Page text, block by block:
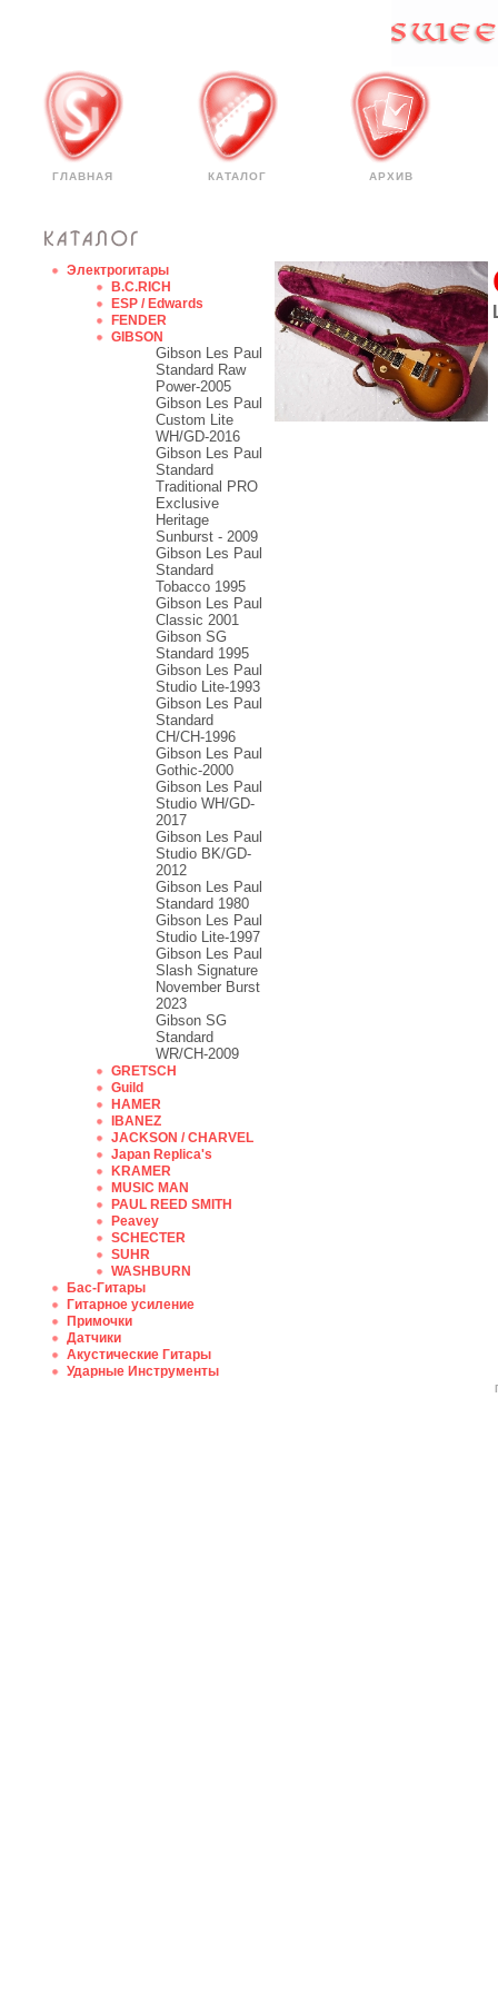
ГЛАВНАЯ КАТАЛОГ АРХИВ
Электрогитары
B.C.RICH
ESP / Edwards
FENDER
GIBSON
Gibson Les Paul
Standard Raw
Power-2005
Gibson Les Paul
Custom Lite
WH/GD-2016
Gibson Les Paul
Standard
Traditional PRO
Exclusive
Heritage
Sunburst - 2009
Gibson Les Paul
Standard
Tobacco 1995
Gibson Les Paul
Classic 2001
Gibson SG
Standard 1995
Gibson Les Paul
Studio Lite-1993
Gibson Les Paul
Standard
CH/CH-1996
Gibson Les Paul
Gothic-2000
Gibson Les Paul
Studio WH/GD-
2017
Gibson Les Paul
Studio BK/GD-
2012
Gibson Les Paul
Standard 1980
Gibson Les Paul
Studio Lite-1997
Gibson Les Paul
Slash Signature
November Burst
2023
Gibson SG
Standard
WR/CH-2009
GRETSCH
Guild
HAMER
IBANEZ
JACKSON / CHARVEL
Japan Replica's
KRAMER
MUSIC MAN
PAUL REED SMITH
Peavey
SCHECTER
SUHR
WASHBURN
Бас-Гитары
Гитарное усиление
Примочки
Датчики
Акустические Гитары
Ударные Инструменты